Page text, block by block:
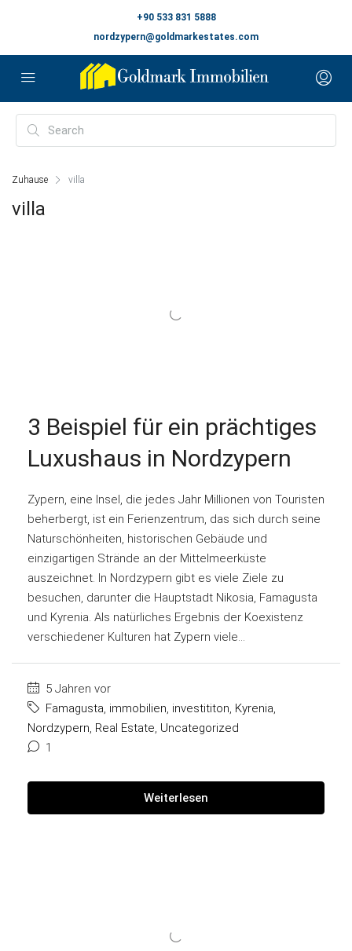
+90 533 831 5888
nordzypern@goldmarkestates.com
Zuhause villa
villa
3 Beispiel für ein prächtiges
Luxushaus in Nordzypern
Zypern, eine Insel, die jedes Jahr Millionen von Touristen
beherbergt, ist ein Ferienzentrum, das sich durch seine
Naturschönheiten, historischen Gebäude und
einzigartigen Strände an der Mittelmeerküste
auszeichnet. In Nordzypern gibt es viele Ziele zu
besuchen, darunter die Hauptstadt Nikosia, Famagusta
und Kyrenia. Als natürliches Ergebnis der Koexistenz
verschiedener Kulturen hat Zypern viele...
5 Jahren vor
Famagusta, immobilien, investititon, Kyrenia,
Nordzypern, Real Estate, Uncategorized
1
Weiterlesen